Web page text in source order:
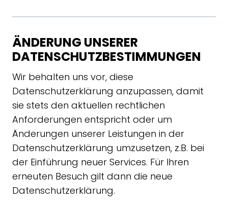
ÄNDERUNG UNSERER
DATENSCHUTZBESTIMMUNGEN
Wir behalten uns vor, diese
Datenschutzerklärung anzupassen, damit
sie stets den aktuellen rechtlichen
Anforderungen entspricht oder um
Änderungen unserer Leistungen in der
Datenschutzerklärung umzusetzen, z.B. bei
der Einführung neuer Services. Für Ihren
erneuten Besuch gilt dann die neue
Datenschutzerklärung.